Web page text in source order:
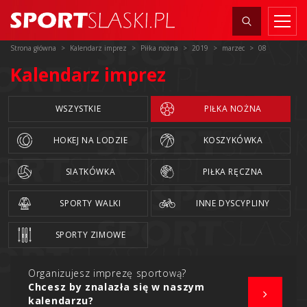
Strona główna Kalendarz imprez Piłka nożna 2019 marzec 08
Kalendarz imprez
WSZYSTKIE PIŁKA NOŻNA
HOKEJ NA LODZIE KOSZYKÓWKA
SIATKÓWKA PIŁKA RĘCZNA
SPORTY WALKI INNE DYSCYPLINY
SPORTY ZIMOWE
Organizujesz imprezę sportową?
Chcesz by znalazła się w naszym
kalendarzu?